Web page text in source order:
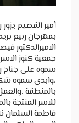
أمير القصيم
الاميرالدكتور
جمعية كنوز
سموه على جناح
،وابدى سموه
بالمنطقة
للاسر المنتجة
فاطمة السلمان